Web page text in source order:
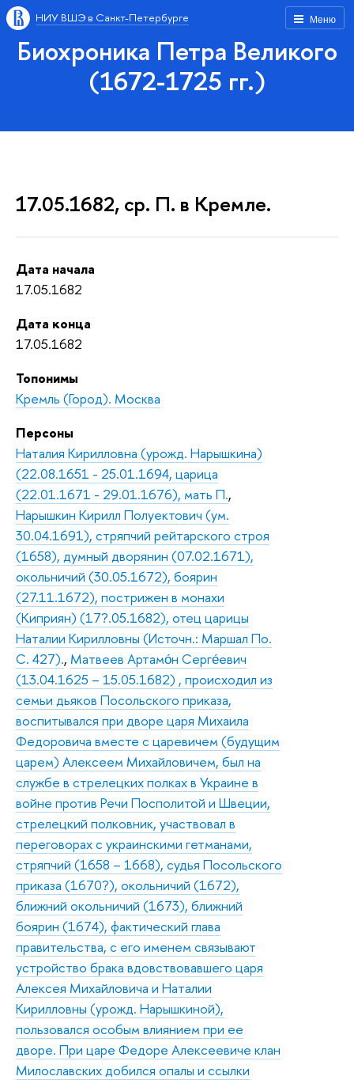
Меню
НИУ ВШЭ в Санкт-Петербурге
Биохроника Петра Великого
(1672-1725 гг.)
17.05.1682, ср. П. в Кремле.
Дата начала
17.05.1682
Дата конца
17.05.1682
Топонимы
Кремль (Город). Москва
Персоны
Наталия Кирилловна (урожд. Нарышкина)
(22.08.1651 - 25.01.1694, царица
(22.01.1671 - 29.01.1676), мать П.,
Нарышкин Кирилл Полуектович (ум.
30.04.1691), стряпчий рейтарского строя
(1658), думный дворянин (07.02.1671),
окольничий (30.05.1672), боярин
(27.11.1672), пострижен в монахи
(Киприян) (17?.05.1682), отец царицы
Наталии Кирилловны (Источн.: Маршал По.
С. 427)., Матвеев Артамо́н Серге́евич
(13.04.1625 – 15.05.1682) , происходил из
семьи дьяков Посольского приказа,
воспитывался при дворе царя Михаила
Федоровича вместе с царевичем (будущим
царем) Алексеем Михайловичем, был на
службе в стрелецких полках в Украине в
войне против Речи Посполитой и Швеции,
стрелецкий полковник, участвовал в
переговорах с украинскими гетманами,
стряпчий (1658 – 1668), судья Посольского
приказа (1670?), окольничий (1672),
ближний окольничий (1673), ближний
боярин (1674), фактический глава
правительства, с его именем связывают
устройство брака вдовствовавшего царя
Алексея Михайловича и Наталии
Кирилловны (урожд. Нарышкиной),
пользовался особым влиянием при ее
дворе. При царе Федоре Алексеевиче клан
Милославских добился опалы и ссылки